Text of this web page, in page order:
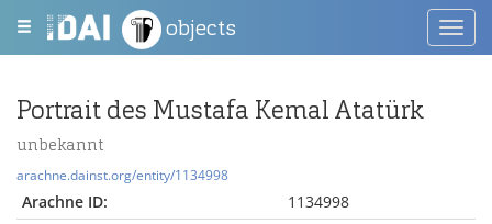
objects
Portrait des Mustafa Kemal Atatürk
unbekannt
arachne.dainst.org/entity/1134998
Arachne ID:
1134998